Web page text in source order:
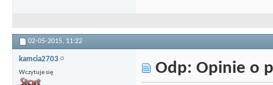
02-05-2015, 11:22
kamcia2703
Wczytuje się Odp: Opinie o